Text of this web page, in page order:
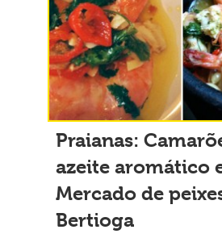
Praianas:
azeite aromático
Mercado de
Bertioga